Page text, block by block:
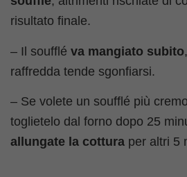
risultato finale.
– Il soufflé va mangiato subito
raffredda tende sgonfiarsi.
– Se volete un soufflé più
toglietelo dal forno dopo 25
allungate la cottura per altri 5